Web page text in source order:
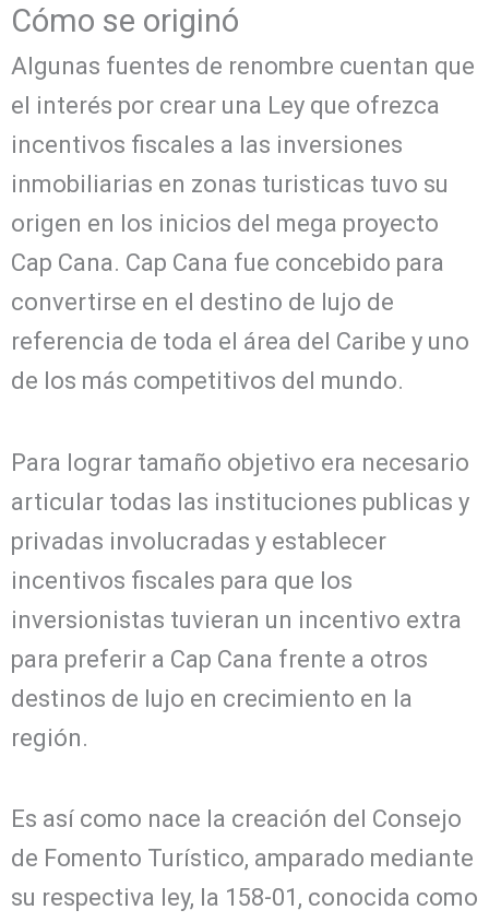
Cómo se originó
Algunas fuentes de renombre cuentan que
el interés por crear una Ley que ofrezca
incentivos fiscales a las inversiones
inmobiliarias en zonas turisticas tuvo su
origen en los inicios del mega proyecto
Cap Cana. Cap Cana fue concebido para
convertirse en el destino de lujo de
referencia de toda el área del Caribe y uno
de los más competitivos del mundo.
Para lograr tamaño objetivo era necesario
articular todas las instituciones publicas y
privadas involucradas y establecer
incentivos fiscales para que los
inversionistas tuvieran un incentivo extra
para preferir a Cap Cana frente a otros
destinos de lujo en crecimiento en la
región.
Es así como nace la creación del Consejo
de Fomento Turístico, amparado mediante
su respectiva ley, la 158-01, conocida como